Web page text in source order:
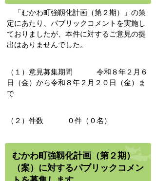
「むかわ町強靱化計画（第２期）」の策
定にあたり、パブリックコメントを実施し
ておりましたが、本件に対するご意見の提
出はありませんでした。
（１）意見募集期間 令和８年２月６
日（金）から令和８年２月２０日（金）ま
で
（２）件数 ０件（０名）
むかわ町強靱化計画（第２期）
（案）に対するパブリックコメン